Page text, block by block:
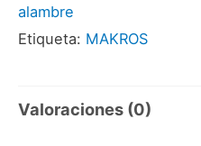
INOX
MARCA
cantidad
alambre
Etiqueta: MAKROS
Valoraciones (0)